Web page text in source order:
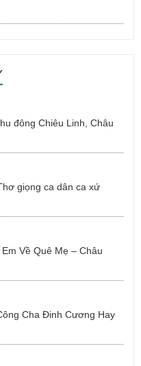
đông Chiêu Linh, Châu
giọng ca dân ca xứ
Về Quê Mẹ – Châu
Cha Đinh Cương Hay